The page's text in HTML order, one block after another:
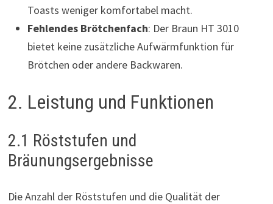
Toasts weniger komfortabel macht.
Fehlendes Brötchenfach: Der Braun HT 3010
bietet keine zusätzliche Aufwärmfunktion für
Brötchen oder andere Backwaren.
2. Leistung und Funktionen
2.1 Röststufen und
Bräunungsergebnisse
Die Anzahl der Röststufen und die Qualität der